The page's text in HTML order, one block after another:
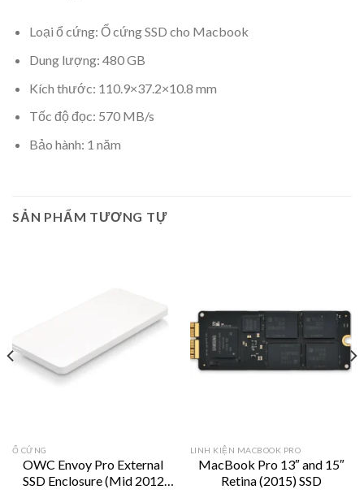
Loại ổ cứng: Ổ cứng SSD cho Macbook
Dung lượng: 480 GB
Kích thước: 110.9×37.2×10.8 mm
Tốc độ đọc: 570 MB/s
Bảo hành: 1 năm
SẢN PHẨM TƯƠNG TỰ
Ổ CỨNG
OWC Envoy Pro External
SSD Enclosure (Mid 2012
LINH KIỆN MACBOOK PRO
MacBook Pro 13″ and 15″
Retina (2015) SSD